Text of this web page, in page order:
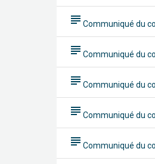
subject Communiqué du
subject Communiqué du
subject Communiqué du
subject Communiqué du
subject Communiqué du